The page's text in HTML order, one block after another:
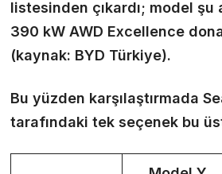
listesinden çıkardı; model şu
390 kW AWD Excellence
(kaynak: BYD Türkiye).
Bu yüzden karşılaştırmada
tarafındaki tek seçenek bu